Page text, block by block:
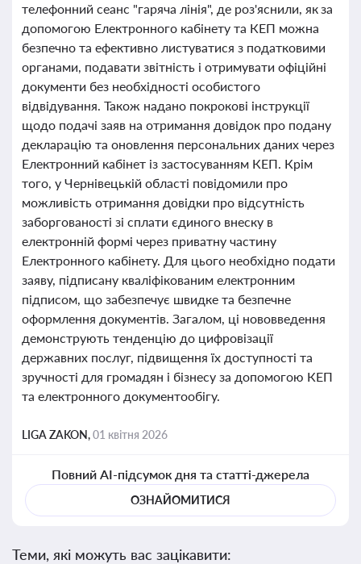
телефонний сеанс "гаряча лінія", де роз'яснили, як за
допомогою Електронного кабінету та КЕП можна
безпечно та ефективно листуватися з податковими
органами, подавати звітність і отримувати офіційні
документи без необхідності особистого
відвідування. Також надано покрокові інструкції
щодо подачі заяв на отримання довідок про подану
декларацію та оновлення персональних даних через
Електронний кабінет із застосуванням КЕП. Крім
того, у Чернівецькій області повідомили про
можливість отримання довідки про відсутність
заборгованості зі сплати єдиного внеску в
електронній формі через приватну частину
Електронного кабінету. Для цього необхідно подати
заяву, підписану кваліфікованим електронним
підписом, що забезпечує швидке та безпечне
оформлення документів. Загалом, ці нововведення
демонструють тенденцію до цифровізації
державних послуг, підвищення їх доступності та
зручності для громадян і бізнесу за допомогою КЕП
та електронного документообігу.
LIGA ZAKON,01 квітня 2026
Повний AI-підсумок дня та статті-джерела
ОЗНАЙОМИТИСЯ
Теми, які можуть вас зацікавити: